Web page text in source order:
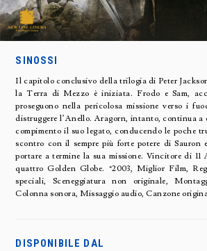
SINOSSI
Il capitolo conclusivo della trilogia di Peter
la Terra di Mezzo è iniziata. Frodo e Sam,
proseguono nella pericolosa missione verso i
distruggere l’Anello. Aragorn, intanto, continua a
compimento il suo legato, conducendo le poche
scontro con il sempre più forte potere di Sauron
portare a termine la sua missione. Vincitore di 11
quattro Golden Globe. *2003, Miglior Film,
speciali, Sceneggiatura non originale,
Colonna sonora, Missaggio audio, Canzone
DISPONIBILE DAL